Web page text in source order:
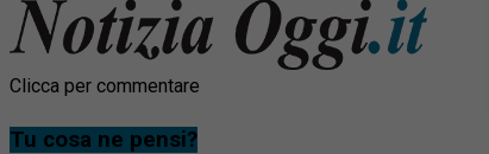
Clicca per commentare
Tu cosa ne pensi?